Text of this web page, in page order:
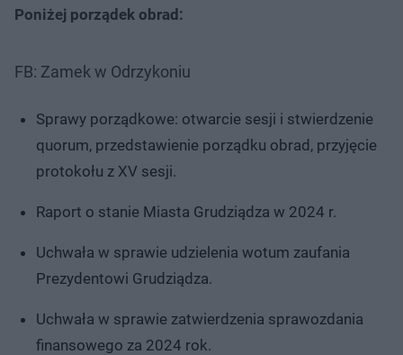
Poniżej porządek obrad:
FB: Zamek w Odrzykoniu
Sprawy porządkowe: otwarcie sesji i stwierdzenie
quorum, przedstawienie porządku obrad, przyjęcie
protokołu z XV sesji.
Raport o stanie Miasta Grudziądza w 2024 r.
Uchwała w sprawie udzielenia wotum zaufania
Prezydentowi Grudziądza.
Uchwała w sprawie zatwierdzenia sprawozdania
finansowego za 2024 rok.